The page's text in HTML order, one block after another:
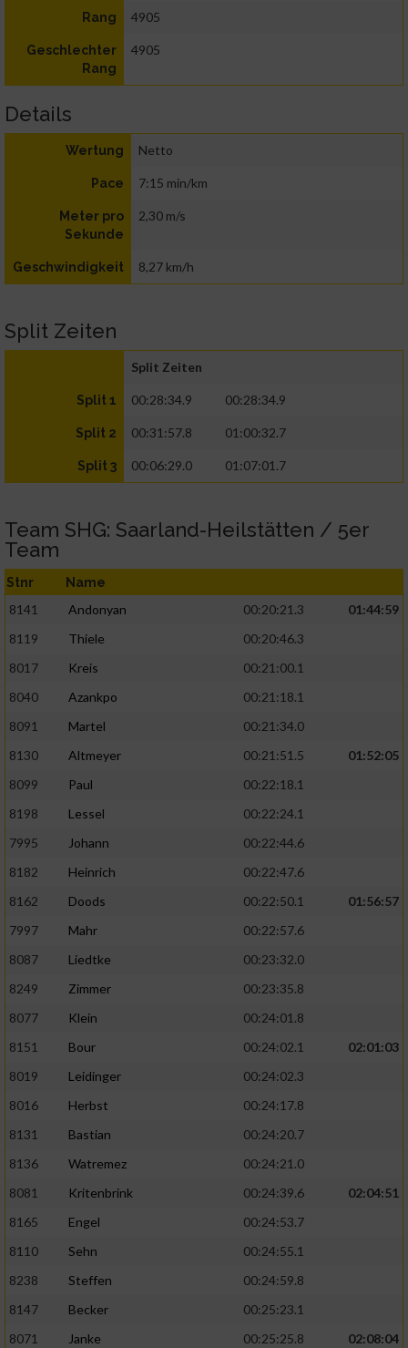
Rang 4905
Geschlechter
Rang
4905
Details
Wertung Netto
Pace 7:15 min/km
Meter pro
Sekunde
2,30 m/s
Geschwindigkeit 8,27 km/h
Split Zeiten
Split Zeiten
Split 1 00:28:34.9 00:28:34.9
Split 2 00:31:57.8 01:00:32.7
Split 3 00:06:29.0 01:07:01.7
Team SHG: Saarland-Heilstätten / 5er
Team
Stnr Name
8141 Andonyan 00:20:21.3
01:44:59
8119
Thiele
00:20:46.3
8017
Kreis
00:21:00.1
8040
Azankpo
00:21:18.1
8091
Martel
00:21:34.0
8130
Altmeyer 00:21:51.5
01:52:05
8099
Paul
00:22:18.1
8198
Lessel
00:22:24.1
7995
Johann
00:22:44.6
8182
Heinrich
00:22:47.6
8162
Doods 00:22:50.1
01:56:57
7997
Mahr
00:22:57.6
8087
Liedtke
00:23:32.0
8249
Zimmer
00:23:35.8
8077
Klein
00:24:01.8
8151
Bour 00:24:02.1
02:01:03
8019
Leidinger
00:24:02.3
8016
Herbst
00:24:17.8
8131
Bastian
00:24:20.7
8136
Watremez
00:24:21.0
8081
Kritenbrink 00:24:39.6
02:04:51
8165
Engel
00:24:53.7
8110
Sehn
00:24:55.1
8238
Steffen
00:24:59.8
8147
Becker
00:25:23.1
8071
Janke 00:25:25.8
02:08:04